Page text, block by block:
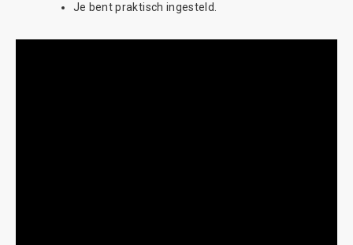
Je bent praktisch ingesteld.